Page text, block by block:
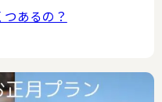
あるの？